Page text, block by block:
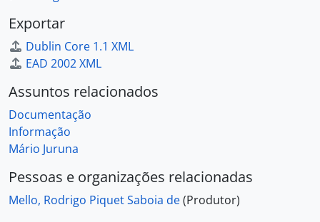
Exportar
Dublin Core 1.1 XML
EAD 2002 XML
Assuntos relacionados
Documentação
Informação
Mário Juruna
Pessoas e organizações relacionadas
Mello, Rodrigo Piquet Saboia de(Produtor)